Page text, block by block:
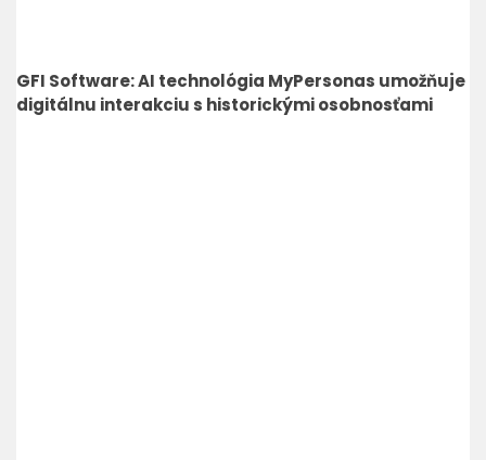
GFI Software: AI technológia MyPersonas umožňuje
digitálnu interakciu s historickými osobnosťami